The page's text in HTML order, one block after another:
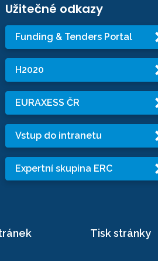
Užitečné odkazy
Funding & Tenders Portal
H2020
EURAXESS ČR
Vstup do intranetu
Expertní skupina ERC
Tisk stránky